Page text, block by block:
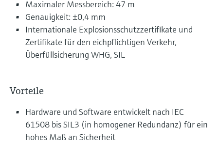
Maximaler Messbereich: 47 m
Genauigkeit: ±0,4 mm
Internationale Explosionsschutzzertifikate und
Zertifikate für den eichpflichtigen Verkehr,
Überfüllsicherung WHG, SIL
Vorteile
Hardware und Software entwickelt nach IEC
61508 bis SIL3 (in homogener Redundanz) für ein
hohes Maß an Sicherheit